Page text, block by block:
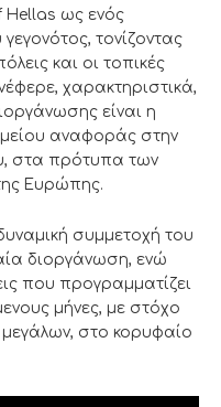
Hellas ως ενός
τονίζοντας
και οι τοπικές
χαρακτηριστικά,
είναι η
αναφοράς στην
στα πρότυπα των
Ευρώπης.
συμμετοχή του
διοργάνωση, ενώ
που προγραμματίζει
μήνες, με στόχο
στο κορυφαίο